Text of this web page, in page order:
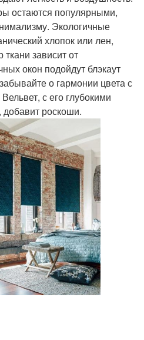
остаются популярными,
Экологичные
хлопок или лен,
зависит от
окон подойдут блэкаут
о гармонии цвета с
с его глубокими
роскоши.